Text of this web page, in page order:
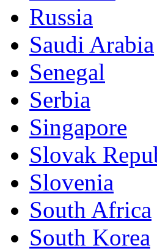
Russia
Saudi Arabia
Senegal
Serbia
Singapore
Slovak
Slovenia
South Africa
South Korea